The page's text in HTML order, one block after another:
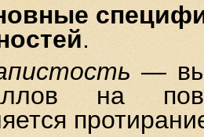
.
—
на